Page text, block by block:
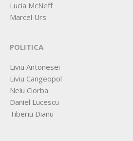
Lucia McNeff
Marcel Urs
POLITICA
Liviu Antonesei
Liviu Cangeopol
Nelu Ciorba
Daniel Lucescu
Tiberiu Dianu